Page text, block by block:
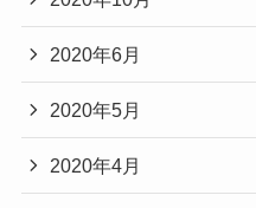
2020年6月
2020年5月
2020年4月